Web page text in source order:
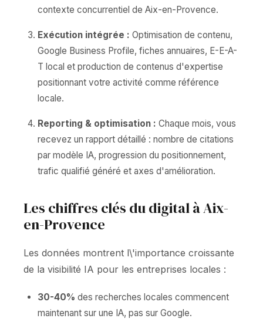
contexte concurrentiel de Aix-en-Provence.
Exécution intégrée : Optimisation de contenu,
Google Business Profile, fiches annuaires, E-E-A-
T local et production de contenus d'expertise
positionnant votre activité comme référence
locale.
Reporting & optimisation : Chaque mois, vous
recevez un rapport détaillé : nombre de citations
par modèle IA, progression du positionnement,
trafic qualifié généré et axes d'amélioration.
Les chiffres clés du digital à Aix-
en-Provence
Les données montrent l\'importance croissante
de la visibilité IA pour les entreprises locales :
30-40% des recherches locales commencent
maintenant sur une IA, pas sur Google.